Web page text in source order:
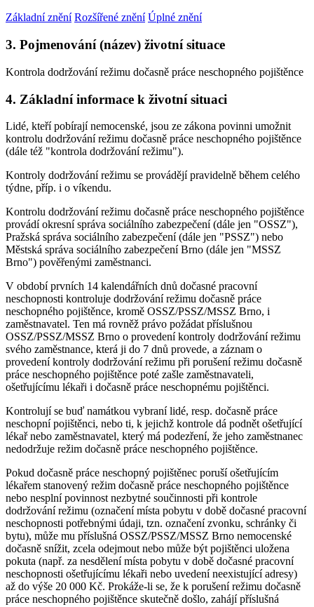
Základní znění Rozšířené znění Úplné znění
3. Pojmenování (název) životní situace
Kontrola dodržování režimu dočasně práce neschopného pojištěnce
4. Základní informace k životní situaci
Lidé, kteří pobírají nemocenské, jsou ze zákona povinni umožnit
kontrolu dodržování režimu dočasně práce neschopného pojištěnce
(dále též "kontrola dodržování režimu").
Kontroly dodržování režimu se provádějí pravidelně během celého
týdne, příp. i o víkendu.
Kontrolu dodržování režimu dočasně práce neschopného pojištěnce
provádí okresní správa sociálního zabezpečení (dále jen "OSSZ"),
Pražská správa sociálního zabezpečení (dále jen "PSSZ") nebo
Městská správa sociálního zabezpečení Brno (dále jen "MSSZ
Brno") pověřenými zaměstnanci.
V období prvních 14 kalendářních dnů dočasné pracovní
neschopnosti kontroluje dodržování režimu dočasně práce
neschopného pojištěnce, kromě OSSZ/PSSZ/MSSZ Brno, i
zaměstnavatel. Ten má rovněž právo požádat příslušnou
OSSZ/PSSZ/MSSZ Brno o provedení kontroly dodržování režimu
svého zaměstnance, která ji do 7 dnů provede, a záznam o
provedení kontroly dodržování režimu při porušení režimu dočasně
práce neschopného pojištěnce poté zašle zaměstnavateli,
ošetřujícímu lékaři i dočasně práce neschopnému pojištěnci.
Kontrolují se buď namátkou vybraní lidé, resp. dočasně práce
neschopní pojištěnci, nebo ti, k jejichž kontrole dá podnět ošetřující
lékař nebo zaměstnavatel, který má podezření, že jeho zaměstnanec
nedodržuje režim dočasně práce neschopného pojištěnce.
Pokud dočasně práce neschopný pojištěnec poruší ošetřujícím
lékařem stanovený režim dočasně práce neschopného pojištěnce
nebo nesplní povinnost nezbytné součinnosti při kontrole
dodržování režimu (označení místa pobytu v době dočasné pracovní
neschopnosti potřebnými údaji, tzn. označení zvonku, schránky či
bytu), může mu příslušná OSSZ/PSSZ/MSSZ Brno nemocenské
dočasně snížit, zcela odejmout nebo může být pojištěnci uložena
pokuta (např. za nesdělení místa pobytu v době dočasné pracovní
neschopnosti ošetřujícímu lékaři nebo uvedení neexistující adresy)
až do výše 20 000 Kč. Prokáže-li se, že k porušení režimu dočasně
práce neschopného pojištěnce skutečně došlo, zahájí příslušná